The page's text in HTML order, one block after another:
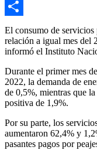
Email
Compartir
El consumo de
relación a igual mes del
informó el Instituto
Durante el primer mes
2022, la demanda de
de 0,5%, mientras que
positiva de 1,9%.
Por su parte, los
aumentaron 62,4% y
pasantes pagos por